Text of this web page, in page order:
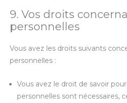
9. Vos droits
personnelles
Vous avez les droits suivants
personnelles :
Vous avez le droit de savoir
personnelles sont nécessaires,